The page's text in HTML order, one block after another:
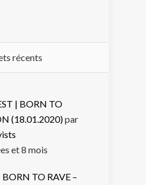
récents
| BORN TO
(18.01.2020)par
et 8 mois
TO RAVE –